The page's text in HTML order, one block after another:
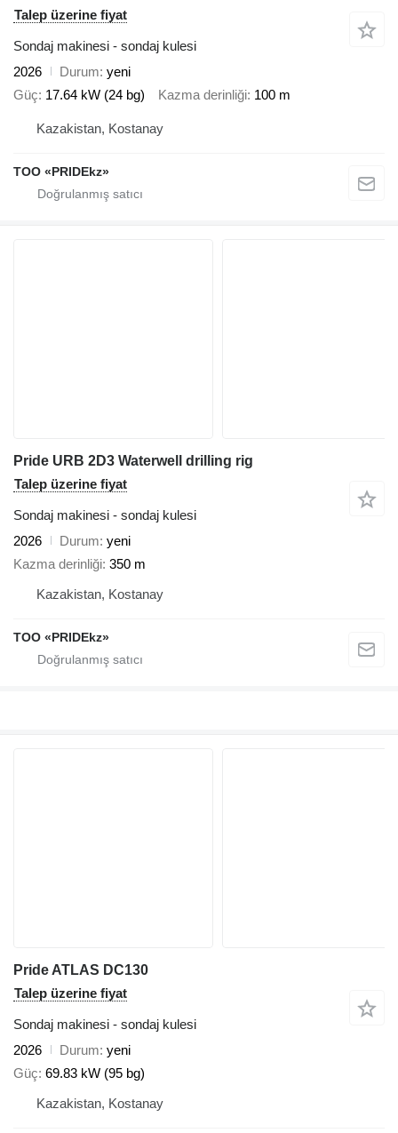
Talep üzerine fiyat
Sondaj makinesi - sondaj kulesi
2026
Durum yeni
Güç 17.64 kW (24 bg) Kazma derinliği 100 m
Kazakistan, Kostanay
TOO «PRIDEkz»
Pride URB 2D3 Waterwell drilling rig
Talep üzerine fiyat
Sondaj makinesi - sondaj kulesi
2026
Durum yeni
Kazma derinliği 350 m
Kazakistan, Kostanay
TOO «PRIDEkz»
Pride ATLAS DC130
Talep üzerine fiyat
Sondaj makinesi - sondaj kulesi
2026
Durum yeni
Güç 69.83 kW (95 bg)
Kazakistan, Kostanay